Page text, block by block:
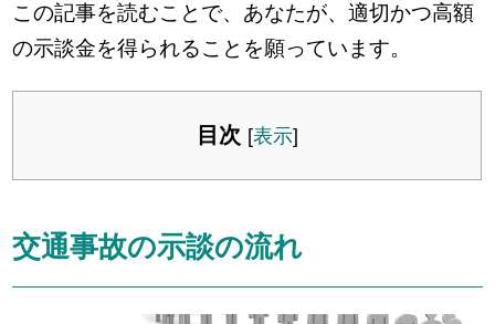
この記事を読むことで、あなたが、適切かつ高額
の示談金を得られることを願っています。
目次 [表示]
交通事故の示談の流れ